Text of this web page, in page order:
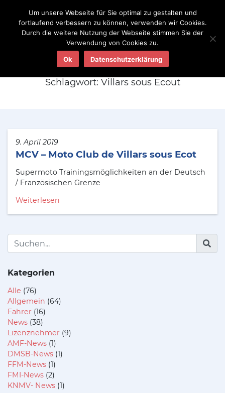
Aktuelles
Schlagwort: Villars sous Ecout
9. April 2019
MCV – Moto Club de Villars sous Ecot
Supermoto Trainingsmöglichkeiten an der Deutsch
/ Französischen Grenze
Weiterlesen
Kategorien
Alle (76)
Allgemein (64)
Fahrer (16)
News (38)
Lizenznehmer (9)
AMF-News (1)
DMSB-News (1)
FFM-News (1)
FMI-News (2)
KNMV- News (1)
Um unsere Webseite für Sie optimal zu gestalten und
fortlaufend verbessern zu können, verwenden wir Cookies.
Durch die weitere Nutzung der Webseite stimmen Sie der
Verwendung von Cookies zu.
Ok Datenschutzerklärung